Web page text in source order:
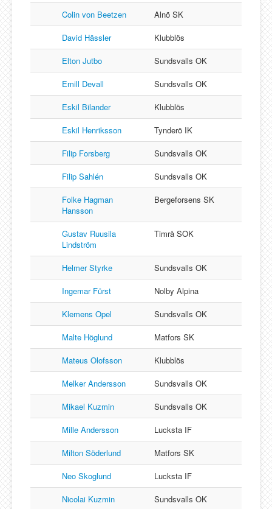
Colin von Beetzen
Alnö SK
David Hässler
Klubblös
Elton Jutbo
Sundsvalls OK
Emill Devall
Sundsvalls OK
Eskil Bilander
Klubblös
Eskil Henriksson
Tynderö IK
Filip Forsberg
Sundsvalls OK
Filip Sahlén
Sundsvalls OK
Folke Hagman
Hansson
Bergeforsens SK
Gustav Ruusila
Lindström
Timrå SOK
Helmer Styrke
Sundsvalls OK
Ingemar Fürst
Nolby Alpina
Klemens Opel
Sundsvalls OK
Malte Höglund
Matfors SK
Mateus Olofsson
Klubblös
Melker Andersson
Sundsvalls OK
Mikael Kuzmin
Sundsvalls OK
Mille Andersson
Lucksta IF
Milton Söderlund
Matfors SK
Neo Skoglund
Lucksta IF
Nicolai Kuzmin
Sundsvalls OK